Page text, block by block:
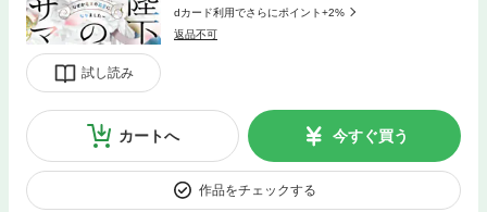
試し読み
dカード利用でさらにポイント+2%
返品不可
カートへ 今すぐ買う
作品をチェックする